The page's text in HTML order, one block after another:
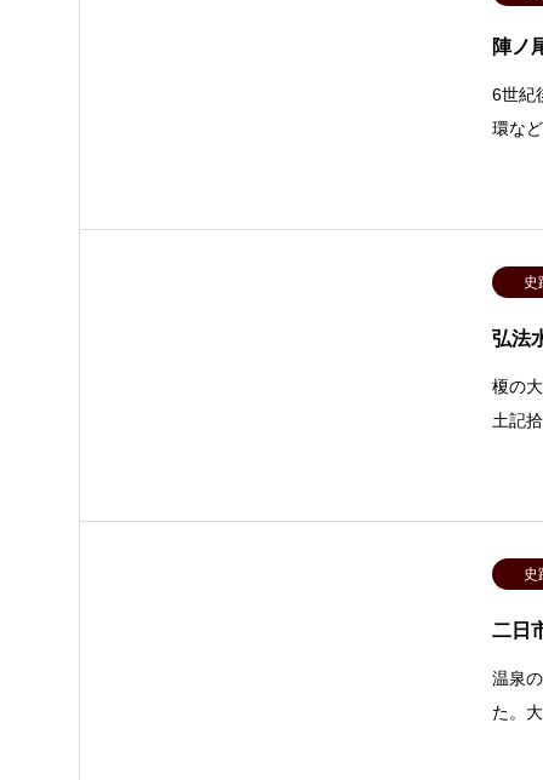
陣ノ
6世紀
環な
史
弘法
榎の
土記
史
二日
温泉
た。